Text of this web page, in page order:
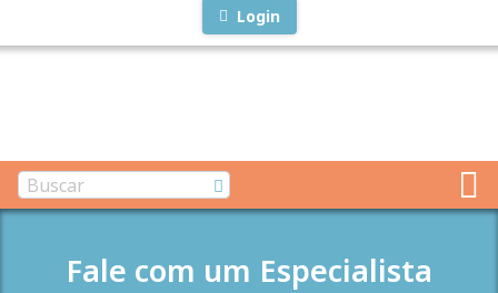
Login
Fale com um Especialista